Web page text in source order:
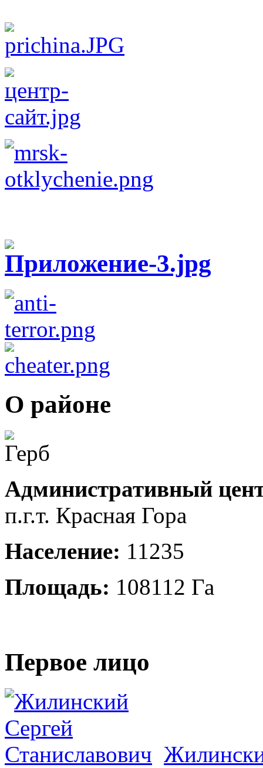
О районе
Административный
п.г.т. Красная Гора
Население: 11235
Площадь: 108112 Га
Первое лицо